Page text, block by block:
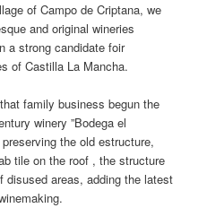
of Campo de Criptana, we
and original wineries
a strong candidate foir
of Castilla La Mancha.
family business begun the
winery ”Bodega el
the old estructure,
tile on the roof , the structure
disused areas, adding the latest